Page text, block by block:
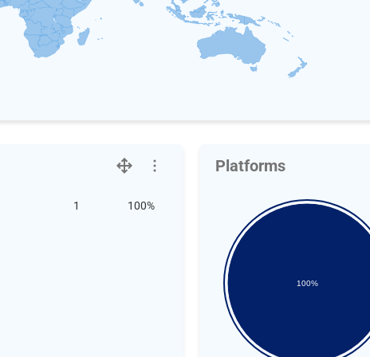
1 100%
Platforms
100%